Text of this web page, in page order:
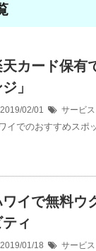
天カード保有
」
02/01 サービス
イでのおすすめスポ
イで無料ウ
ティ
01/18 サービス